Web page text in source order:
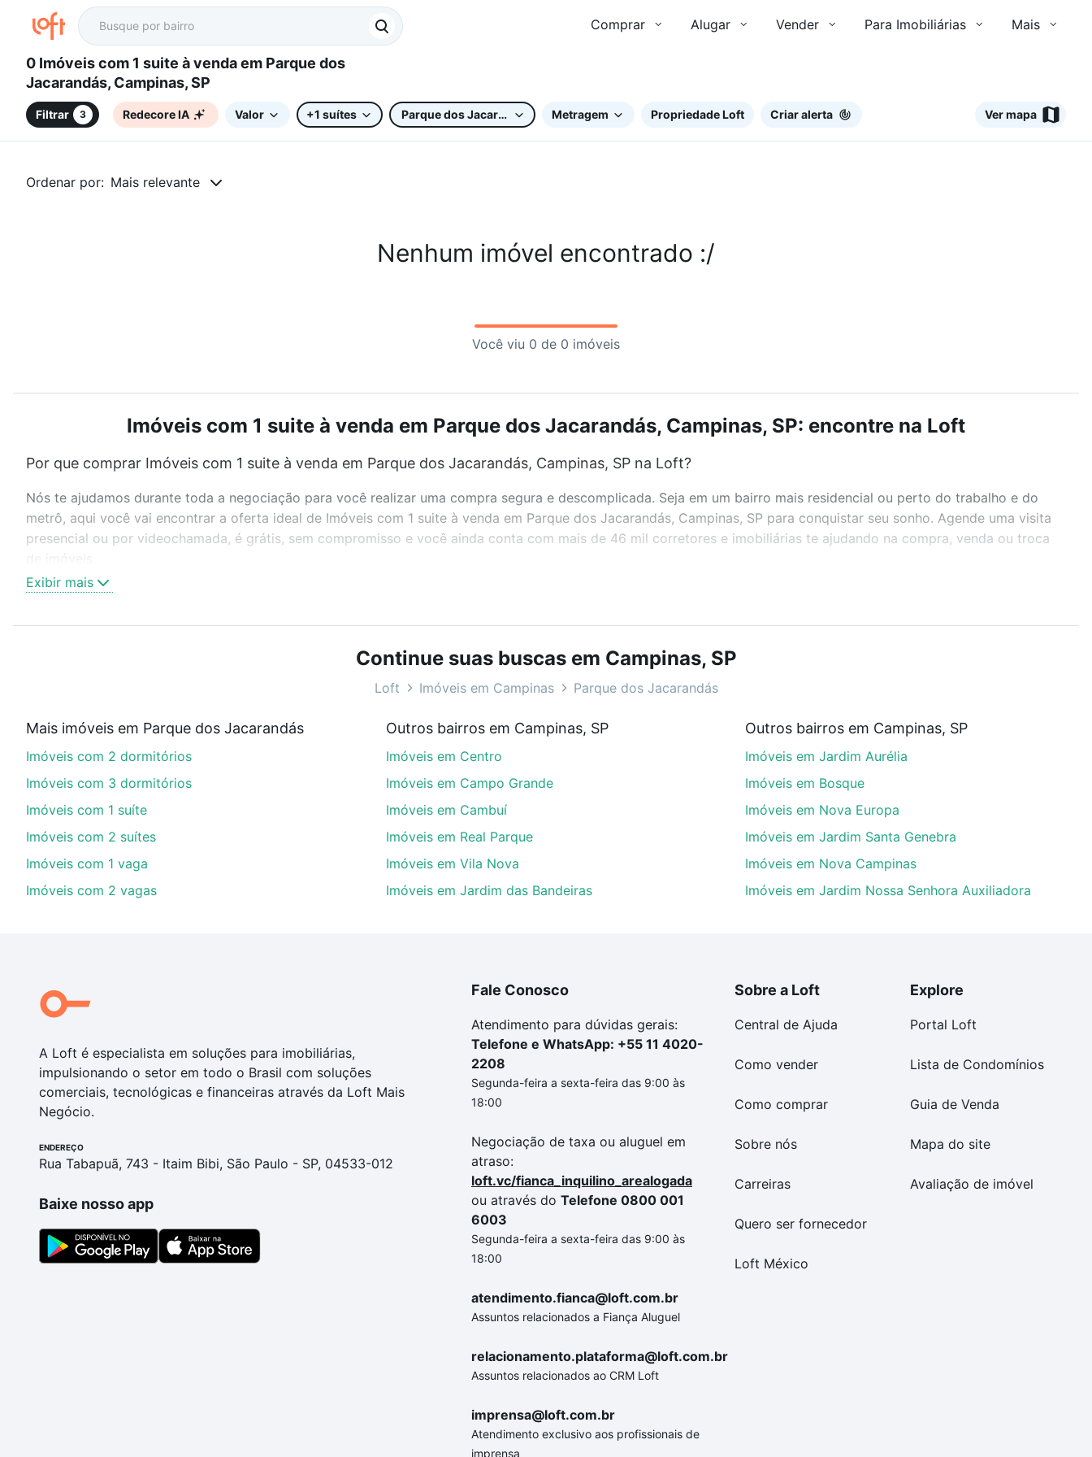
Comprar Alugar Vender Para Imobiliárias Mais
0 Imóveis com 1 suite à venda em Parque dos
Jacarandás, Campinas, SP
Filtrar 3 Redecore IA Valor +1 suítes Parque dos Jacarandás Metragem Propriedade Loft Criar alerta Ver mapa
Ordenar por: Mais relevante
Nenhum imóvel encontrado :/
Você viu 0 de 0 imóveis
Imóveis com 1 suite à venda em Parque dos Jacarandás, Campinas, SP: encontre na Loft
Por que comprar Imóveis com 1 suite à venda em Parque dos Jacarandás, Campinas, SP na Loft?
Nós te ajudamos durante toda a negociação para você realizar uma compra segura e descomplicada. Seja em um bairro mais residencial ou perto do trabalho e do
metrô, aqui você vai encontrar a oferta ideal de Imóveis com 1 suite à venda em Parque dos Jacarandás, Campinas, SP para conquistar seu sonho. Agende uma visita
presencial ou por videochamada, é grátis, sem compromisso e você ainda conta com mais de 46 mil corretores e imobiliárias te ajudando na compra, venda ou troca
Como escolher um imóvel?
Use barra de busca no topo para pesquisar por ruas, bairros e até condomínios favoritos. Você também pode usar os filtros como quantidade de quartos, suítes, com
ou sem vaga de garagem para combinar perfeitamente com o preço, metragem e comodidades, como piscina, academia, salão de festas ou área verde e encontrar
Imóveis com 1 suite à venda em Parque dos Jacarandás, Campinas, SP ideal para você na Loft.
Aqui na Loft temos a oferta ideal para você, com Imóveis com 1 suite à venda em Parque dos Jacarandás, Campinas, SP que custam a partir de R$ 0 e com nossas
opções de financiamento imobiliário as parcelas podem se adequar ao seu orçamento. Se ainda tem alguma dúvida dos custos envolvidos no processo de compra,
veja em nosso portal quanto custa comprar um apartamento e conte com a gente para comprar o imóvel dos seus sonhos com segurança e conforto. Loft, com você
Exibir mais
Continue suas buscas em Campinas, SP
Loft Imóveis em Campinas Parque dos Jacarandás
Mais imóveis em Parque dos Jacarandás
Imóveis com 2 dormitórios
Imóveis com 3 dormitórios
Imóveis com 1 suíte
Imóveis com 2 suítes
Imóveis com 1 vaga
Imóveis com 2 vagas
Outros bairros em Campinas, SP
Imóveis em Centro
Imóveis em Campo Grande
Imóveis em Cambuí
Imóveis em Real Parque
Imóveis em Vila Nova
Imóveis em Jardim das Bandeiras
Outros bairros em Campinas, SP
Imóveis em Jardim Aurélia
Imóveis em Bosque
Imóveis em Nova Europa
Imóveis em Jardim Santa Genebra
Imóveis em Nova Campinas
Imóveis em Jardim Nossa Senhora Auxiliadora
A Loft é especialista em soluções para imobiliárias,
impulsionando o setor em todo o Brasil com soluções
comerciais, tecnológicas e financeiras através da Loft Mais
Negócio.
ENDEREÇO
Rua Tabapuã, 743 - Itaim Bibi, São Paulo - SP, 04533-012
Baixe nosso app
Fale Conosco
Atendimento para dúvidas gerais:
Telefone e WhatsApp: +55 11 4020-
2208
Segunda-feira a sexta-feira das 9:00 às
18:00
Negociação de taxa ou aluguel em
atraso:
loft.vc/fianca_inquilino_arealogada
ou através do Telefone 0800 001
6003
Segunda-feira a sexta-feira das 9:00 às
18:00
atendimento.fianca@loft.com.br
Assuntos relacionados a Fiança Aluguel
relacionamento.plataforma@loft.com.br
Assuntos relacionados ao CRM Loft
imprensa@loft.com.br
Atendimento exclusivo aos profissionais de
imprensa
Sobre a Loft
Central de Ajuda
Como vender
Como comprar
Sobre nós
Carreiras
Quero ser fornecedor
Loft México
Explore
Portal Loft
Lista de Condomínios
Guia de Venda
Mapa do site
Avaliação de imóvel